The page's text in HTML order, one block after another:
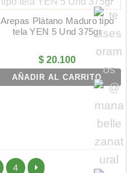
Arepas Plátano Maduro tipo
tela YEN 5 Und 375gr
$20.100
AÑADIR AL CARRITO
4